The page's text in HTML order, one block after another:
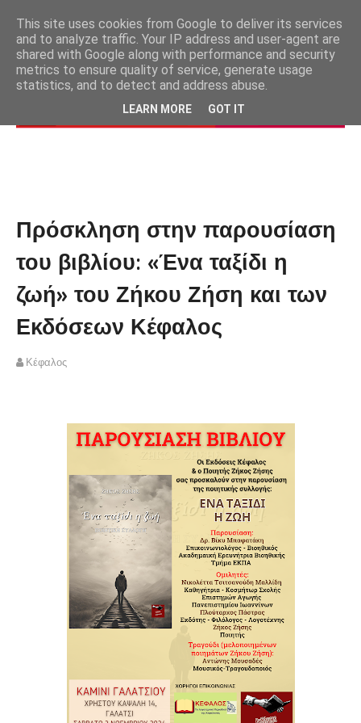
Πρόσκληση στην παρουσίαση
του βιβλίου: «Ένα ταξίδι η
ζωή» του Ζήκου Ζήση και των
Εκδόσεων Κέφαλος
Κέφαλος
This site uses cookies from Google to deliver its services
and to analyze traffic. Your IP address and user-agent are
shared with Google along with performance and security
metrics to ensure quality of service, generate usage
statistics, and to detect and address abuse.
LEARN MORE GOT IT